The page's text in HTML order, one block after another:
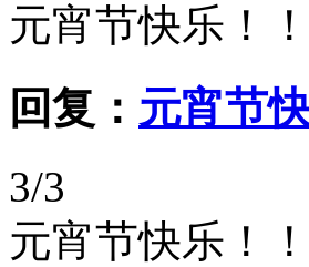
元宵节快乐！
回复： 元宵节
3/3
元宵节快乐！